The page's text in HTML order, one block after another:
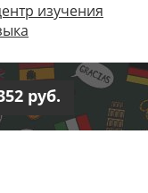
изучения
руб.